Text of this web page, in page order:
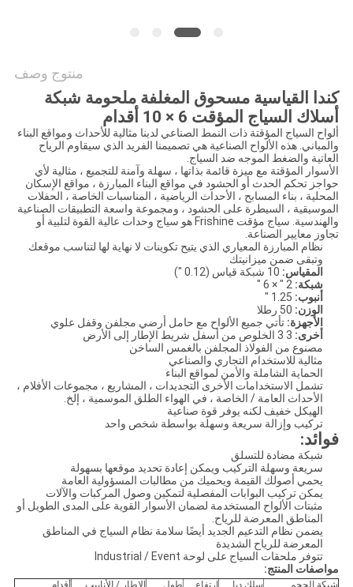
منتوج وصف
كندا القياسية مسحوق المغلفة ملحومة شبكة
أسلاك السياج المؤقت 6 × 10 أقدام
ألواح السياج المؤقتة ذات النمط الصناعي لدينا مثالية للأحداث ومواقع البناء
والمباني. هذه الألواح الصناعية هي تصميمنا الفريد الذي سيقاوم الرياح
العاتية والضغط الموجه ضد السياج.
الأسوار المؤقتة مع ميزة قائمة بذاتها ، سهلة وآمنة للتجميع ، مثالية لأي
حواجز تحكم الحدث أو الحشود في مواقع البناء المبارزة ، مواقع الإسكان
المحلية ، بناء المسابح ، الأحداث الرياضية ، المناسبات الخاصة ، الحفلات
الموسيقية ، السيطرة على الحشود ، ومجموعة واسعة التطبيقات الصناعية
والهندسية. سياج مؤقت Frishine هو سياج وحدات عالية القوة لتلبية أو
تجاوز معايير الصناعة.
نظام المبارزة المعياري الذي يتيح تكوينات لا نهاية لها لتناسب موقعك
وتبقى ضمن ميزانيتك
المقياس:
شبكة:
أنبوب:
الوزن:
الأجهزة: تأتي جميع الألواح مع حامل أرضي مجلفن وقفل علوي
أخرى:
مصنوع من الفولاذ المجلفن بالغمس الساخن
مثالية للاستخدام التجاري والصناعي
الحماية الشاملة والأمن لمواقع البناء
تشمل الاستخدامات الأخرى التجديدات ، المشاريع ، مجموعات الأفلام ،
الأحداث العامة / الخاصة ، في الهواء الطلق الموسمية ، إلخ.
الهيكل خفيف لكنه يوفر قوة صناعية
تركيب وإزالة سريعة وسهلة بواسطة شخص واحد
فوائد:
شبكة مضادة للتسلق
سريعة وسهلة التركيب ويمكن إعادة تحديد موقعها بسهولة
يحمي أصولك القيمة ويحميك من مطالبات المسؤولية العامة
يمكن تركيب البوابات المفصلية لتمكين وصول المركبات والآلات
مثبتات الألواح المستخدمة لضمان الأسوار القوية على المدى الطويل أو
المناطق المعرضة للرياح.
يضمن نظام التدعيم الجديد أيضًا سلامة نظام السياج في المناطق
المعرضة للرياح الشديدة
تتوفر ملحقات السياج على لوحة Industrial / Event
مواصفات المنتج: